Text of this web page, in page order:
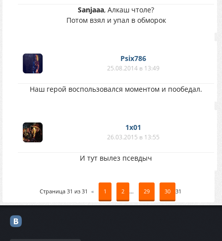
Sanjaaa, Алкаш чтоле?
Потом взял и упал в обморок
Psix786
25.08.2014 в 13:49
Наш герой воспользовался моментом и пообедал.
1x01
26.03.2015 в 13:55
И тут вылез псевдыч
Страница 31 из 31 « 1 2 … 29 30 31